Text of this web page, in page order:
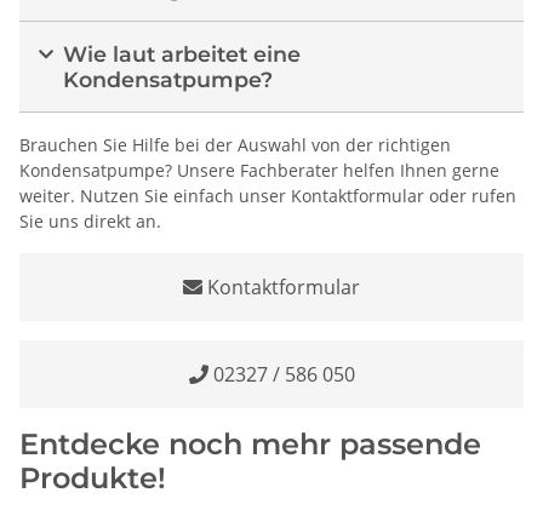
Wie laut arbeitet eine
Kondensatpumpe?
Brauchen Sie Hilfe bei der Auswahl von der richtigen
Kondensatpumpe? Unsere Fachberater helfen Ihnen gerne
weiter. Nutzen Sie einfach unser Kontaktformular oder rufen
Sie uns direkt an.
Kontaktformular
02327 / 586 050
Entdecke noch mehr passende
Produkte!